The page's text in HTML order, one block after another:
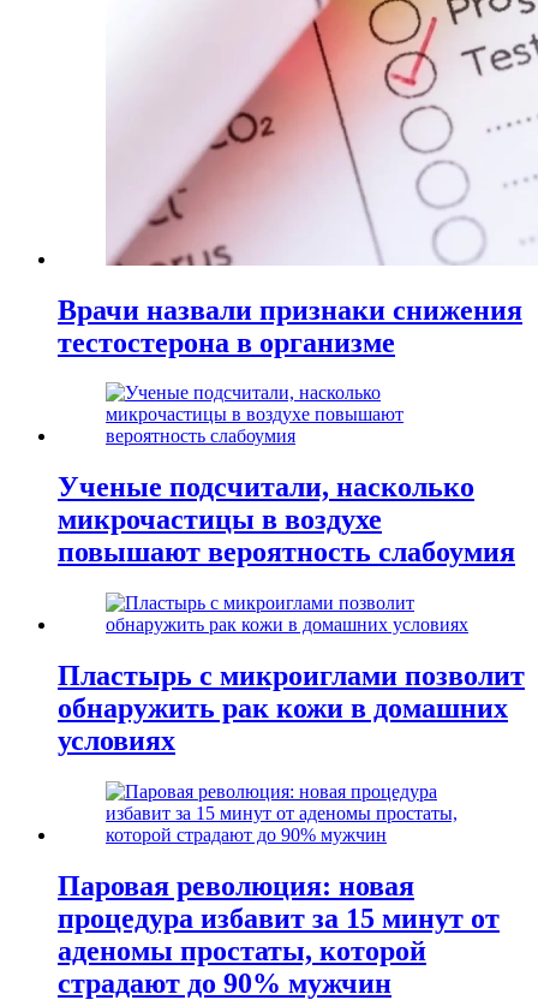
Врачи назвали признаки снижения
тестостерона в организме
Ученые подсчитали, насколько
микрочастицы в воздухе
повышают вероятность слабоумия
Пластырь с микроиглами позволит
обнаружить рак кожи в домашних
условиях
Паровая революция: новая
процедура избавит за 15 минут от
аденомы простаты, которой
страдают до 90% мужчин